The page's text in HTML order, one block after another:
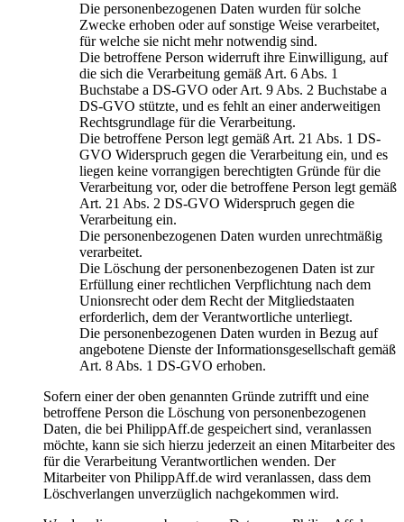
Die personenbezogenen Daten wurden für solche
Zwecke erhoben oder auf sonstige Weise verarbeitet,
für welche sie nicht mehr notwendig sind.
Die betroffene Person widerruft ihre Einwilligung, auf
die sich die Verarbeitung gemäß Art. 6 Abs. 1
Buchstabe a DS-GVO oder Art. 9 Abs. 2 Buchstabe a
DS-GVO stützte, und es fehlt an einer anderweitigen
Rechtsgrundlage für die Verarbeitung.
Die betroffene Person legt gemäß Art. 21 Abs. 1 DS-
GVO Widerspruch gegen die Verarbeitung ein, und es
liegen keine vorrangigen berechtigten Gründe für die
Verarbeitung vor, oder die betroffene Person legt gemäß
Art. 21 Abs. 2 DS-GVO Widerspruch gegen die
Verarbeitung ein.
Die personenbezogenen Daten wurden unrechtmäßig
verarbeitet.
Die Löschung der personenbezogenen Daten ist zur
Erfüllung einer rechtlichen Verpflichtung nach dem
Unionsrecht oder dem Recht der Mitgliedstaaten
erforderlich, dem der Verantwortliche unterliegt.
Die personenbezogenen Daten wurden in Bezug auf
angebotene Dienste der Informationsgesellschaft gemäß
Art. 8 Abs. 1 DS-GVO erhoben.
Sofern einer der oben genannten Gründe zutrifft und eine
betroffene Person die Löschung von personenbezogenen
Daten, die bei PhilippAff.de gespeichert sind, veranlassen
möchte, kann sie sich hierzu jederzeit an einen Mitarbeiter des
für die Verarbeitung Verantwortlichen wenden. Der
Mitarbeiter von PhilippAff.de wird veranlassen, dass dem
Löschverlangen unverzüglich nachgekommen wird.